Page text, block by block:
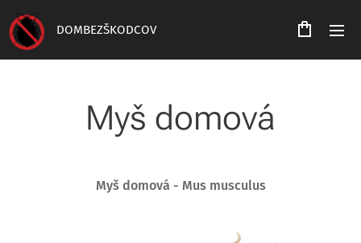
DOMBEZŠKODCOV
Myš domová
Myš domová - Mus musculus